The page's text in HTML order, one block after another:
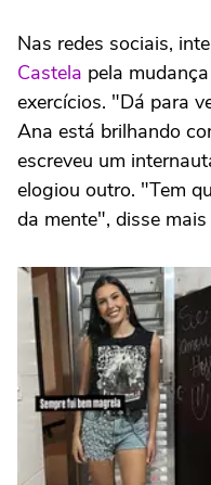
Nas redes sociais,
Castela pela
exercícios. "Dá para
Ana está brilhando
escreveu um
elogiou outro. "Tem
da mente", disse mais